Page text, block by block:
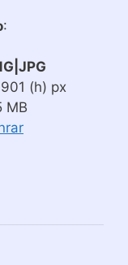
:
(h) px
MB